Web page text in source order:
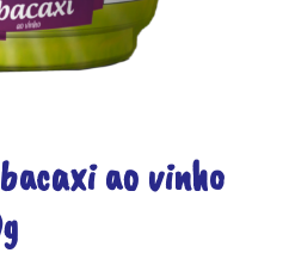
ao vinho